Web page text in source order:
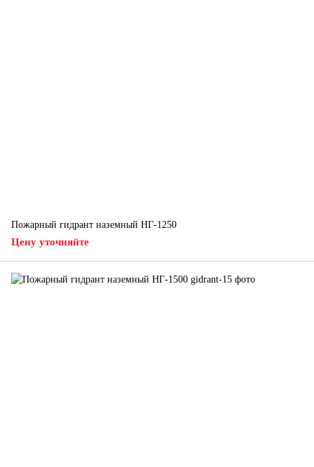
Пожарный гидрант наземный НГ-1250
Цену уточняйте